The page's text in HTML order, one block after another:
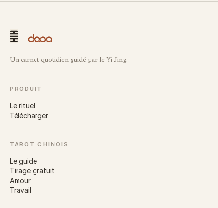
Un carnet quotidien guidé par le Yi Jing.
PRODUIT
Le rituel
Télécharger
TAROT CHINOIS
Le guide
Tirage gratuit
Amour
Travail